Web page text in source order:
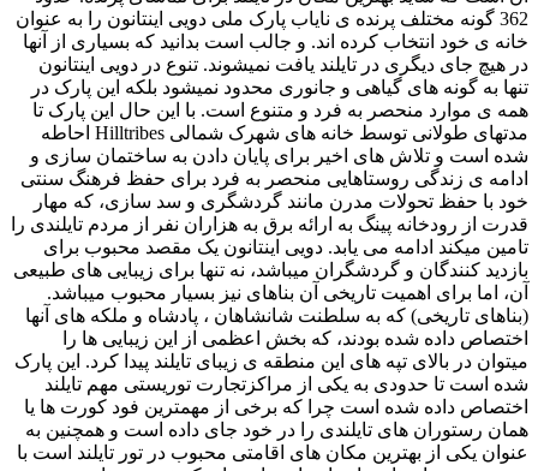
362 گونه مختلف پرنده ی نایاب پارک ملی دویی اینتانون را به عنوان
خانه ی خود انتخاب کرده اند. و جالب است بدانید که بسیاری از آنها
در هیچ جای دیگری در تایلند یافت نمیشوند. تنوع در دویی اینتانون
تنها به گونه های گیاهی و جانوری محدود نمیشود بلکه این پارک در
همه ی موارد منحصر به فرد و متنوع است. با این حال این پارک تا
مدتهای طولانی توسط خانه های شهرک شمالی Hilltribes احاطه
شده است و تلاش های اخیر برای پایان دادن به ساختمان سازی و
ادامه ی زندگی روستاهایی منحصر به فرد برای حفظ فرهنگ سنتی
خود با حفظ تحولات مدرن مانند گردشگری و سد سازی، که مهار
قدرت از رودخانه پینگ به ارائه برق به هزاران نفر از مردم تایلندی را
تامین میکند ادامه می یابد. دویی اینتانون یک مقصد محبوب برای
بازدید کنندگان و گردشگران میباشد، نه تنها برای زیبایی های طبیعی
آن، اما برای اهمیت تاریخی آن بناهای نیز بسیار محبوب میباشد.
(بناهای تاریخی) که به سلطنت شانشاهان ، پادشاه و ملکه های آنها
اختصاص داده شده بودند، که بخش اعظمی از این زیبایی ها را
میتوان در بالای تپه های این منطقه ی زیبای تایلند پیدا کرد. این پارک
شده است تا حدودی به یکی از مراکزتجارت توریستی مهم تایلند
اختصاص داده شده است چرا که برخی از مهمترین فود کورت ها یا
همان رستوران های تایلندی را در خود جای داده است و همچنین به
عنوان یکی از بهترین مکان های اقامتی محبوب در تور تایلند است با